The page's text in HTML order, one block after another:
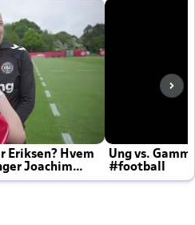
Eriksen? Hvem
Joachim
Ung vs.
#football